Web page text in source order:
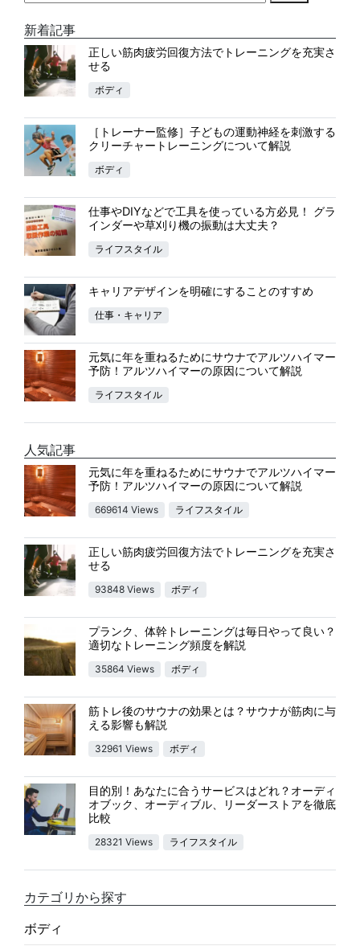
新着記事
正しい筋肉疲労回復方法でトレーニングを充実さ
せる
ボディ
［トレーナー監修］子どもの運動神経を刺激する
クリーチャートレーニングについて解説
ボディ
仕事やDIYなどで工具を使っている方必見！ グラ
インダーや草刈り機の振動は大丈夫？
ライフスタイル
キャリアデザインを明確にすることのすすめ
仕事・キャリア
元気に年を重ねるためにサウナでアルツハイマー
予防！アルツハイマーの原因について解説
ライフスタイル
人気記事
元気に年を重ねるためにサウナでアルツハイマー
予防！アルツハイマーの原因について解説
669614 Views ライフスタイル
正しい筋肉疲労回復方法でトレーニングを充実さ
せる
93848 Views ボディ
プランク、体幹トレーニングは毎日やって良い？
適切なトレーニング頻度を解説
35864 Views ボディ
筋トレ後のサウナの効果とは？サウナが筋肉に与
える影響も解説
32961 Views ボディ
目的別！あなたに合うサービスはどれ？オーディ
オブック、オーディブル、リーダーストアを徹底
比較
28321 Views ライフスタイル
カテゴリから探す
ボディ